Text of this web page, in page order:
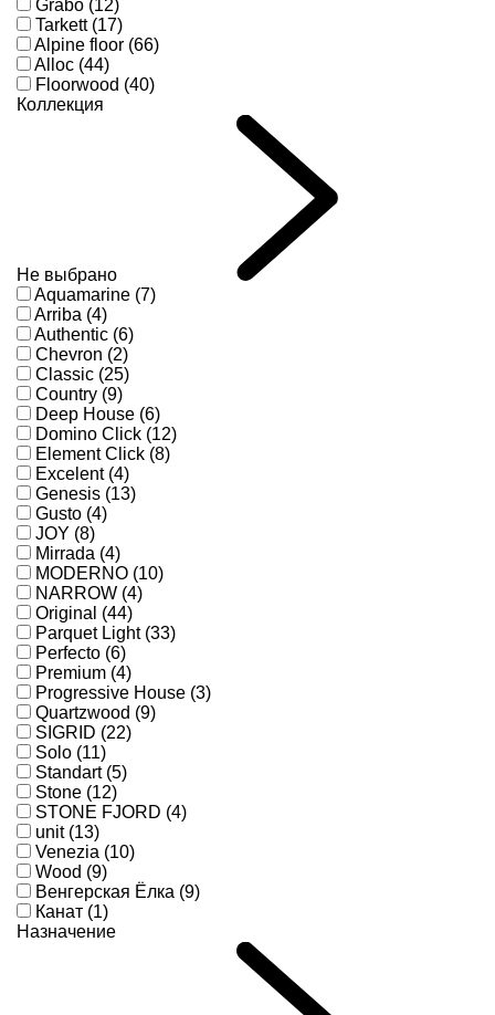
Grabo (12)
Tarkett (17)
Alpine floor (66)
Alloc (44)
Floorwood (40)
Коллекция
Не выбрано
Aquamarine (7)
Arriba (4)
Authentic (6)
Chevron (2)
Classic (25)
Country (9)
Deep House (6)
Domino Click (12)
Element Click (8)
Excelent (4)
Genesis (13)
Gusto (4)
JOY (8)
Mirrada (4)
MODERNO (10)
NARROW (4)
Original (44)
Parquet Light (33)
Perfecto (6)
Premium (4)
Progressive House (3)
Quartzwood (9)
SIGRID (22)
Solo (11)
Standart (5)
Stone (12)
STONE FJORD (4)
unit (13)
Venezia (10)
Wood (9)
Венгерская Ёлка (9)
Канат (1)
Назначение